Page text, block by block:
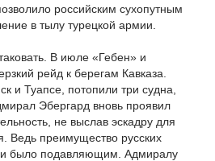
российским сухопутным
в тылу турецкой армии.
В июле «Гебен» и
рейд к берегам Кавказа.
и Туапсе, потопили три судна,
Эбергард вновь проявил
не выслав эскадру для
Ведь преимущество русских
было подавляющим. Адмиралу